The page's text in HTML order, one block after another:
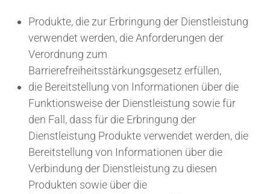
Produkte, die zur Erbringung der Dienstleistung
verwendet werden, die Anforderungen der
Verordnung zum
Barrierefreiheitsstärkungsgesetz erfüllen,
die Bereitstellung von Informationen über die
Funktionsweise der Dienstleistung sowie für
den Fall, dass für die Erbringung der
Dienstleistung Produkte verwendet werden, die
Bereitstellung von Informationen über die
Verbindung der Dienstleistung zu diesen
Produkten sowie über die